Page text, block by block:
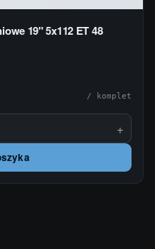
19" 5x112 ET 48
/ komplet
+